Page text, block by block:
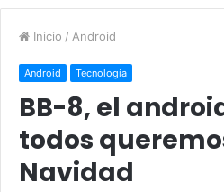
Inicio / Android
Android Tecnología
BB-8, el
todos
Navidad